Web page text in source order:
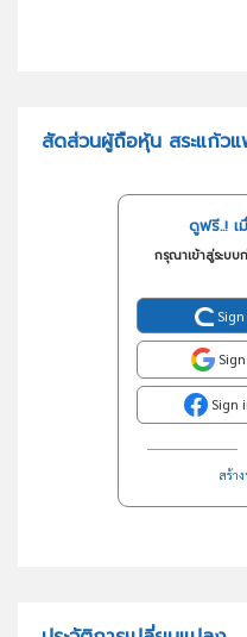
สัดส่วนผู้ถือหุ้น สระแก้ว
ดูฟรี..! เ
กรุณาเข้าสู่ระบบ
Sign
สร้า